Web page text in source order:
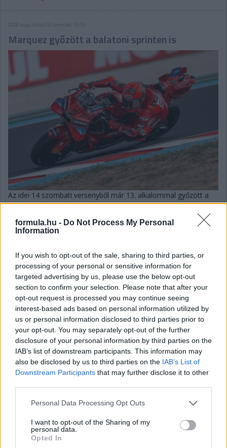
formula.hu - Do Not Process My Personal
Information
If you wish to opt-out of the sale, sharing to third parties, or
processing of your personal or sensitive information for
targeted advertising by us, please use the below opt-out
section to confirm your selection. Please note that after your
opt-out request is processed you may continue seeing
interest-based ads based on personal information utilized by
us or personal information disclosed to third parties prior to
your opt-out. You may separately opt-out of the further
disclosure of your personal information by third parties on the
IAB’s list of downstream participants. This information may
also be disclosed by us to third parties on the IAB’s List of
Downstream Participants that may further disclose it to other
Please note that this website/app uses one or more Google
not limited to your visit or usage behaviour. You may click to
grant or deny consent to Google and its third-party tags to
use your data for below specified purposes in below Google
Personal Data Processing Opt Outs
I want to opt-out of the Sharing of my
personal data.
Opted In
2025. augusztus 23. szombat, 15:25
Marquez győzött a balatoni sprinten is
Az idei 14 szombati versenyből már 13. alkalommal győzött a
vb-éllovas, aki mellé a két VR46-os fért fel a sprintdobogóra.
részletek
2025. augusztus 21. csütörtök, 18:13
Bagnaia visszaszívta, fogytán Miller türelme –
ez történt a Magyar GP sajtónapján
A Ducati szenvedő világbajnoka visszatáncolt múlt heti